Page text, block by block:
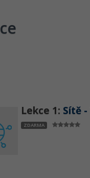
Lekce 1: Sítě
ZDARMA